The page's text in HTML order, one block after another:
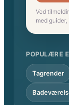
Ved
med
POPULÆRE
Tagrender